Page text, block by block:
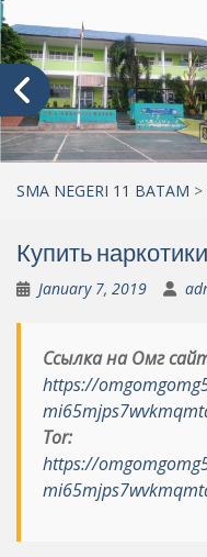
SMA NEGERI 11 BATAM >
Купить
January 7, 2019
Ссылка на Омг
https://
Tor:
https://